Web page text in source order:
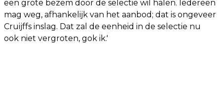
een grote bezem door de selectie wil halen. Iedereen
mag weg, afhankelijk van het aanbod; dat is ongeveer
Cruijffs inslag. Dat zal de eenheid in de selectie nu
ook niet vergroten, gok ik.'